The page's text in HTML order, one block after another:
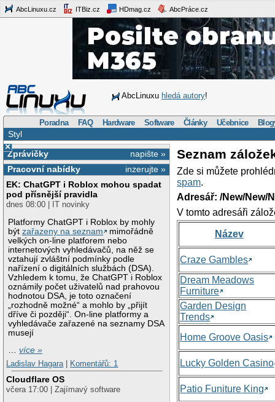
AbcLinuxu.cz ITBiz.cz HDmag.cz AbcPráce.cz
AbcLinuxu hledá autory!
Poradna FAQ Hardware Software Články Učebnice
Styl
×
napište »
Zprávičky
inzerujte »
Pracovní nabídky
EK: ChatGPT i Roblox mohou spadat
pod přísnější pravidla
dnes 08:00 | IT novinky
Platformy ChatGPT i Roblox by mohly
býtzařazeny na seznam
mimořádně
velkých on-line platforem nebo
internetových vyhledávačů, na něž se
vztahují zvláštní podmínky podle
nařízení o digitálních službách (DSA).
Vzhledem k tomu, že ChatGPT i Roblox
oznámily počet uživatelů nad prahovou
hodnotou DSA, je toto označení
„rozhodně možné“ a mohlo by „přijít
dříve či později“. On-line platformy a
vyhledávače zařazené na seznamy DSA
musejí
…více »
Ladislav Hagara
Komentářů: 1
Cloudflare OS
včera 17:00 | Zajímavý software
Seznam
Zde si můžete
spam.
Adresář: /New/New/
V tomto adresáři
Název
Craze Gambles
Dream Meadows
Furniture
Garden Design
Trends
Home Groove Oasis
Lucky Golden Casino
Patio Funiture King